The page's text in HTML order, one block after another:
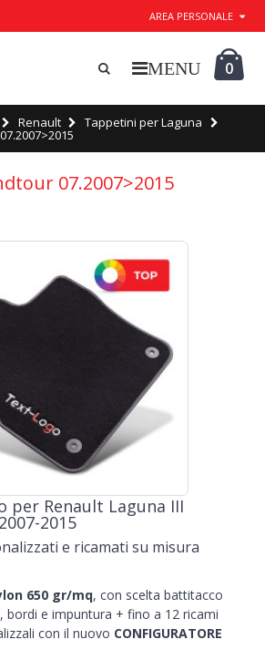
AREA PERSONALE
0
Renault Tappetini per Laguna
07.2007>2015
per Renault Laguna III
2015
e ricamati su misura
650 gr/mq, con scelta battitacco
bordi e impuntura + fino a 12 ricami
con il nuovo CONFIGURATORE